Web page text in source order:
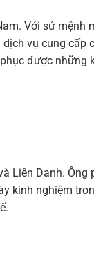
Với sứ mệnh
vụ cung cấp
được những
Liên Danh. Ông
kinh nghiệm